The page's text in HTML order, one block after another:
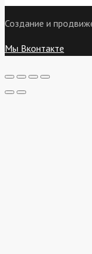
Создание и
Мы Вконтакте